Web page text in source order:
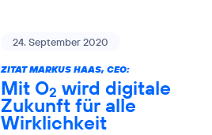
24. September 2020
ZITAT MARKUS HAAS, CEO:
Mit O2 wird digitale
Zukunft für alle
Wirklichkeit